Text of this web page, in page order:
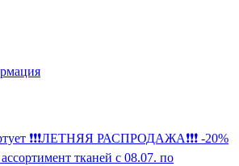
❗️❗️❗️ЛЕТНЯЯ РАСПРОДАЖА❗️❗️❗️ -20%
тканей с 08.07. по